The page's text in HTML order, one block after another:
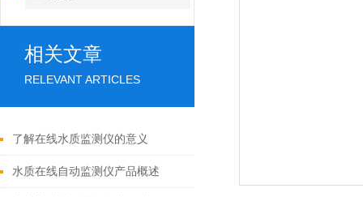
相关文章
RELEVANT ARTICLES
了解在线水质监测仪的意义
水质在线自动监测仪产品概述